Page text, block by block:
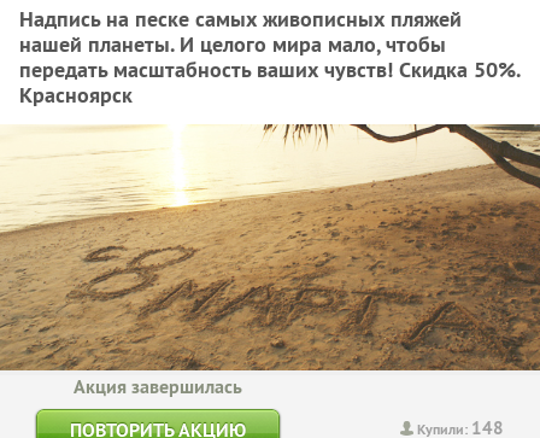
Надпись на песке самых живописных пляжей
нашей планеты. И целого мира мало, чтобы
передать масштабность ваших чувств! Скидка 50%.
Красноярск
Купили: 148
Акция завершилась
ПОВТОРИТЬ АКЦИЮ